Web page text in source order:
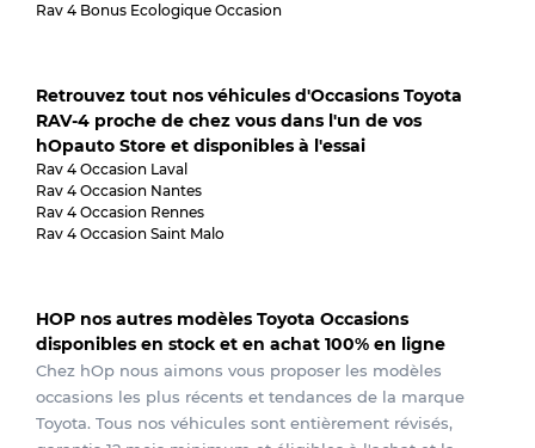
Rav 4 Bonus Ecologique Occasion
Retrouvez tout nos véhicules d'Occasions Toyota
RAV-4 proche de chez vous dans l'un de vos
hOpauto Store et disponibles à l'essai
Rav 4 Occasion Laval
Rav 4 Occasion Nantes
Rav 4 Occasion Rennes
Rav 4 Occasion Saint Malo
HOP nos autres modèles Toyota Occasions
disponibles en stock et en achat 100% en ligne
Chez hOp nous aimons vous proposer les modèles
occasions les plus récents et tendances de la marque
Toyota. Tous nos véhicules sont entièrement révisés,